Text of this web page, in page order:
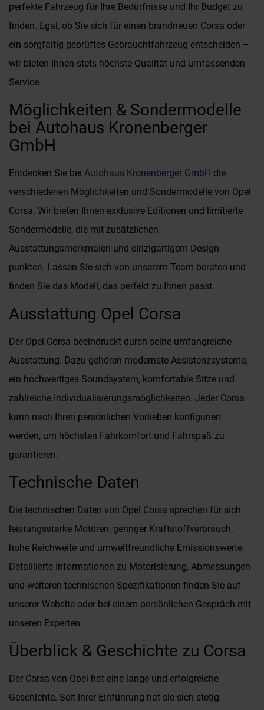
perfekte Fahrzeug für Ihre Bedürfnisse und Ihr Budget zu
finden. Egal, ob Sie sich für einen brandneuen Corsa oder
ein sorgfältig geprüftes Gebrauchtfahrzeug entscheiden –
wir bieten Ihnen stets höchste Qualität und umfassenden
Service.
Möglichkeiten & Sondermodelle
bei Autohaus Kronenberger
GmbH
Entdecken Sie bei Autohaus Kronenberger GmbH die
verschiedenen Möglichkeiten und Sondermodelle von Opel
Corsa. Wir bieten Ihnen exklusive Editionen und limitierte
Sondermodelle, die mit zusätzlichen
Ausstattungsmerkmalen und einzigartigem Design
punkten. Lassen Sie sich von unserem Team beraten und
finden Sie das Modell, das perfekt zu Ihnen passt.
Ausstattung Opel Corsa
Der Opel Corsa beeindruckt durch seine umfangreiche
Ausstattung. Dazu gehören modernste Assistenzsysteme,
ein hochwertiges Soundsystem, komfortable Sitze und
zahlreiche Individualisierungsmöglichkeiten. Jeder Corsa
kann nach Ihren persönlichen Vorlieben konfiguriert
werden, um höchsten Fahrkomfort und Fahrspaß zu
garantieren.
Technische Daten
Die technischen Daten von Opel Corsa sprechen für sich:
leistungsstarke Motoren, geringer Kraftstoffverbrauch,
hohe Reichweite und umweltfreundliche Emissionswerte.
Detaillierte Informationen zu Motorisierung, Abmessungen
und weiteren technischen Spezifikationen finden Sie auf
unserer Website oder bei einem persönlichen Gespräch mit
unseren Experten.
Überblick & Geschichte zu Corsa
Der Corsa von Opel hat eine lange und erfolgreiche
Geschichte. Seit ihrer Einführung hat sie sich stetig